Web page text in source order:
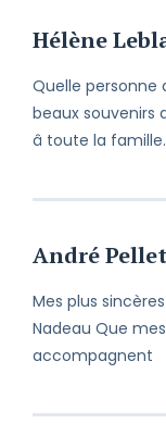
Hélène
Quelle personne
beaux souvenirs
â toute la famille.
André
Mes plus
Nadeau Que
accompagnent